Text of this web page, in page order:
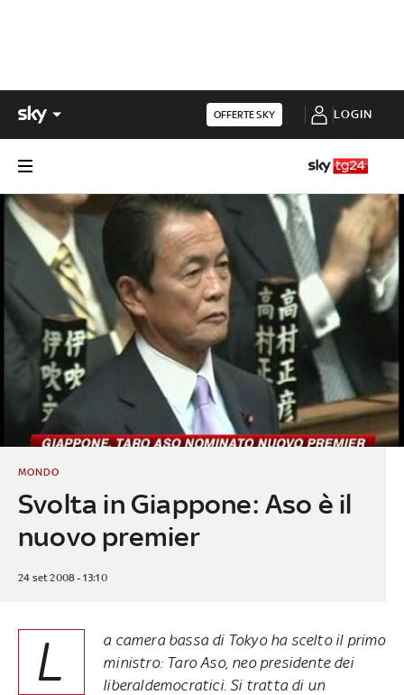
OFFERTE SKY LOGIN
Svolta in Giappone: Aso è il
nuovo premier
MONDO
24 set 2008 - 13:10
L
a camera bassa di Tokyo ha scelto il primo
ministro: Taro Aso, neo presidente dei
liberaldemocratici. Si tratta di un